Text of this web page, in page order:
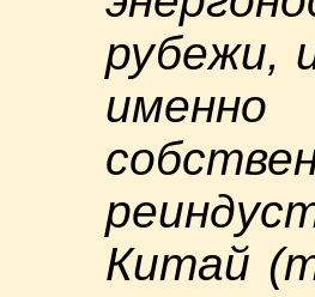
рубежи,
именно
Китай